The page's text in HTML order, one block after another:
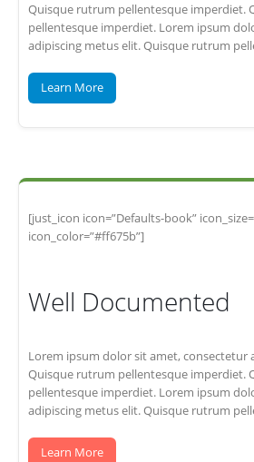
Quisque rutrum pellentesque imperdiet.
pellentesque imperdiet. Lorem ipsum
adipiscing metus elit. Quisque rutrum
Learn More
[just_icon icon=”Defaults-book”
icon_color=”#ff675b”]
Well Documented
Lorem ipsum dolor sit amet, consectetur
Quisque rutrum pellentesque imperdiet.
pellentesque imperdiet. Lorem ipsum
adipiscing metus elit. Quisque rutrum
Learn More